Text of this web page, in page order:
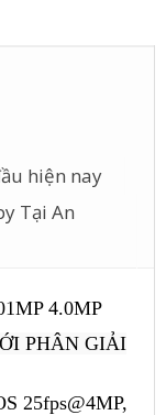
hiện nay
Tại An
4.0MP
PHÂN GIẢI
25fps@4MP,